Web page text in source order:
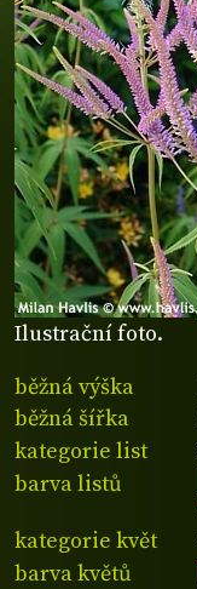
Ilustrační foto.
běžná výška
běžná šířka
kategorie list
barva listů
kategorie květ
barva květů